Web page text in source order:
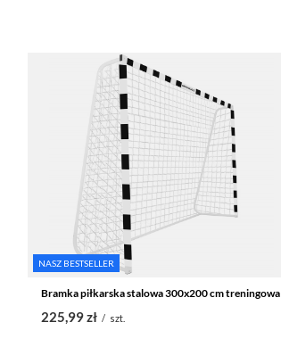
NASZ BESTSELLER
Bramka piłkarska stalowa 300x200 cm treningowa
225,99 zł / szt.